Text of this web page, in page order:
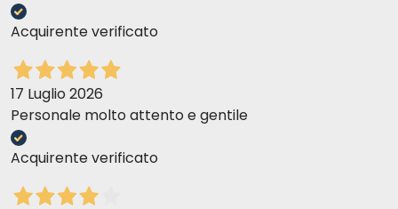
Acquirente verificato
17 Luglio 2026
Personale molto attento e gentile
Acquirente verificato